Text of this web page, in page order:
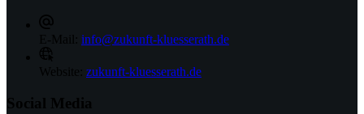
E-Mail: info@zukunft-kluesserath.de
Website: zukunft-kluesserath.de
Social Media